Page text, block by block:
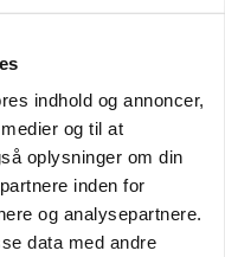
indhold og annoncer,
og til at
oplysninger om din
inden for
og analysepartnere.
data med andre